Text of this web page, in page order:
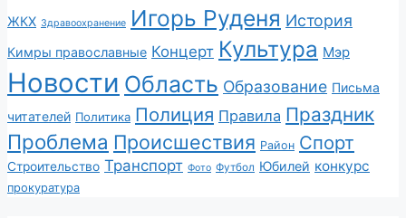
ЖКХ Здравоохранение Игорь Руденя История
Кимры православные Концерт Культура Мэр
Новости Область Образование Письма
читателей Политика Полиция Правила Праздник
Проблема Происшествия Район Спорт
Строительство Транспорт Фото Футбол Юбилей конкурс
прокуратура